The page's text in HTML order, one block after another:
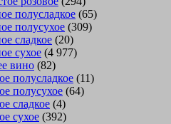
полусладкое (65)
полусухое (309)
сладкое (20)
сухое (4 977)
вино (82)
полусладкое (11)
полусухое (64)
сладкое (4)
сухое (392)